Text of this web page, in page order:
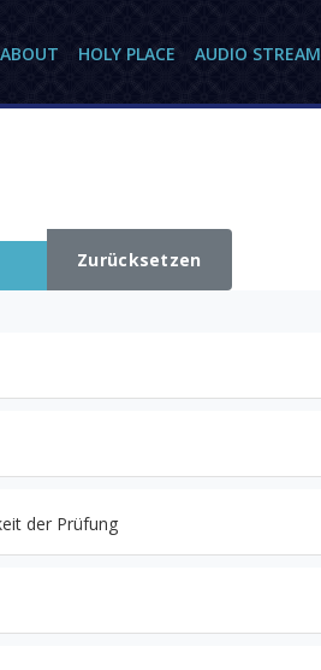
ABOUT HOLY PLACE AUDIO STREAM
Zurücksetzen
der Prüfung